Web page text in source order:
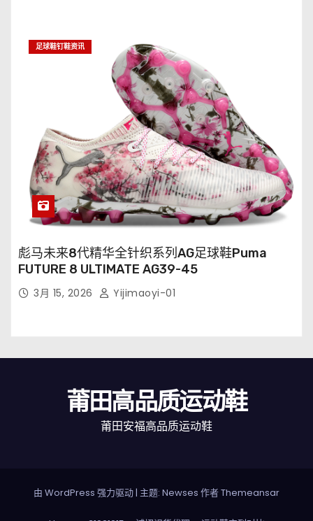
足球鞋钉鞋资讯
彪马未来8代精华全针织系列AG足球鞋Puma
FUTURE 8 ULTIMATE AG39-45
3月 15, 2026 Yijimaoyi-01
莆田高品质运动鞋
莆田安福高品质运动鞋
由 WordPress 强力驱动| 主题: Newses 作者Themeansar